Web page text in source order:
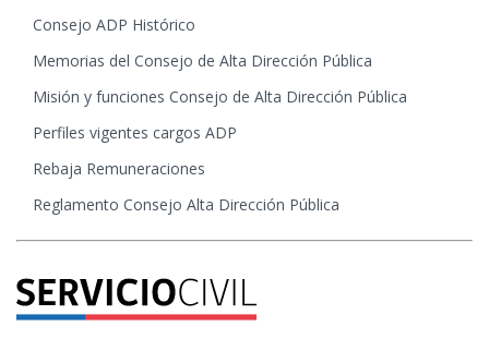
Consejo ADP Histórico
Memorias del Consejo de Alta Dirección Pública
Misión y funciones Consejo de Alta Dirección Pública
Perfiles vigentes cargos ADP
Rebaja Remuneraciones
Reglamento Consejo Alta Dirección Pública